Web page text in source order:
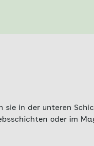
sie in der unteren
oder im